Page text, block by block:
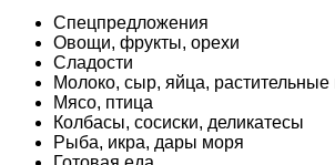
Спецпредложения
Овощи, фрукты, орехи
Сладости
Молоко, сыр, яйца, растительные
Мясо, птица
Колбасы, сосиски, деликатесы
Рыба, икра, дары моря